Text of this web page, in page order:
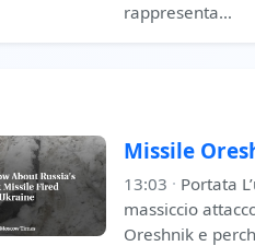
rappresenta…
Missile
13:03 · Portata
massiccio
Oreshnik e